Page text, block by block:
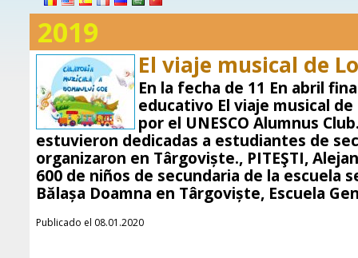
2019
El viaje musical de
En la fecha de 11 En abril
educativo El viaje musical
por el UNESCO Alumnus
estuvieron dedicadas a estudiantes de
organizaron en Târgoviște., PITEŞTI,
600 de niños de secundaria de la escuela
Bălașa Doamna en Târgoviște, Escuela
Publicado el 08.01.2020